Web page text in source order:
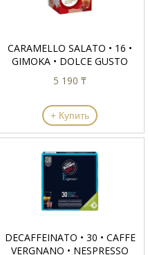
CARAMELLO SALATO • 16 •
GIMOKA • DOLCE GUSTO
5 190 ₸
+ Купить
DECAFFEINATO • 30 • CAFFE
VERGNANO • NESPRESSO